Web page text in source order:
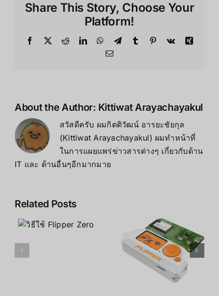
は
Share This Story, Choose Your
Platform!
Facebook
X RedditLinkedInWhatsApp
TelegramTumblr Pinterest
Vk
Xing
Email
About the Author: Kittiwat Arayachayakul
สวัสดีครับ ผมกิตติวัฒน์ อารยะชัยกุล
(Kittiwat Arayachayakul) ผมทำหน้าที่
ในการแผยแพร่ข่าวสารต่างๆ เกี่ยวกับด้าน
IT และ ด้านอื่นๆอีกมากมาย
Related Posts
Flipper
Zero คือ
อะไร